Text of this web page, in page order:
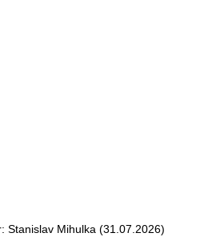
Mihulka (31.07.2026)